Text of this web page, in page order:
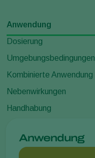
Anwendung
Dosierung
Umgebungsbedingungen
Kombinierte Anwendung
Nebenwirkungen
Handhabung
Anwendung